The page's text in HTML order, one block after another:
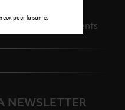
pour la santé.
à vos événements
NEWSLETTER